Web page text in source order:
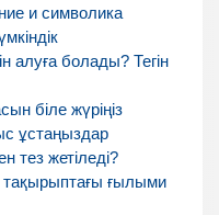
и символика
алуға болады? Тегін
біле жүріңіз
ұстаңыздар
тез жетіледі?
тақырыптағы ғылыми